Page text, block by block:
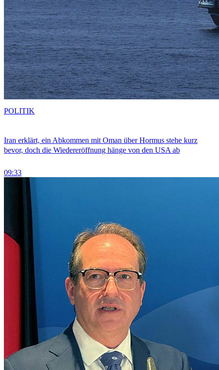
Iran erklärt, ein Abkommen mit Oman über Hormus stehe kurz
bevor, doch die Wiedereröffnung hänge von den USA ab
09:33
POLITIK